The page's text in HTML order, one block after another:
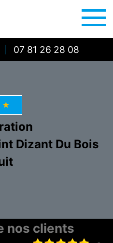
07 81 26 28 08
Dizant Du Bois
nos clients